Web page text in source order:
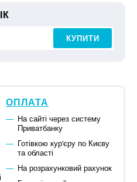
КУПИТИ
ОПЛАТА
На сайті через систему
Приватбанку
Готівкою кур'єру по Києву
та області
На розрахунковий рахунок